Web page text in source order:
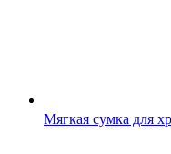
Мягкая сумка для